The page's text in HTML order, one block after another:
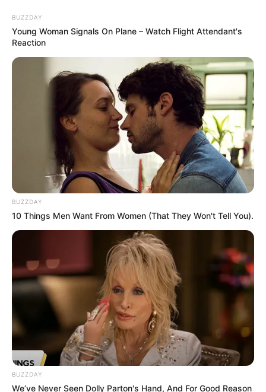
BUZZDAY
Young Woman Signals On Plane – Watch Flight Attendant's
Reaction
BUZZDAY
10 Things Men Want From Women (That They Won't Tell You).
BUZZDAY
We’ve Never Seen Dolly Parton's Hand, And For Good Reason